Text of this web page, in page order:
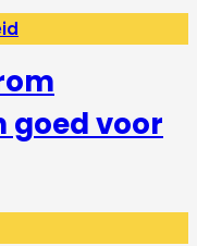
goed voor